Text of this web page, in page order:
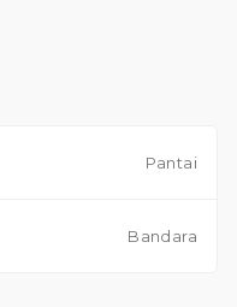
Pantai
Bandara